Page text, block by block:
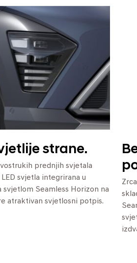
strane.
prednjih svjetala
svjetla integrirana u
svjetlom Seamless Horizon na
atraktivan svjetlosni potpis.